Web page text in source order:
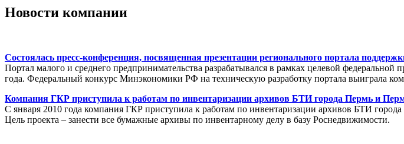
Новости компании
Состоялась пресс-конференция, посвященная презентации регионального портала
Портал малого и среднего предпринимательства разрабатывался в рамках целевой
года. Федеральный конкурс Минэкономики РФ на техническую разработку портала выиграла
Компания ГКР приступила к работам по инвентаризации архивов БТИ города Пермь и
С января 2010 года компания ГКР приступила к работам по инвентаризации архивов БТИ
Цель проекта – занести все бумажные архивы по инвентарному делу в базу Роснедвижимости.